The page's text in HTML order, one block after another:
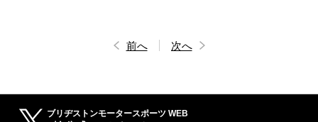
前へ 次へ
ブリヂストンモータースポーツ WEB